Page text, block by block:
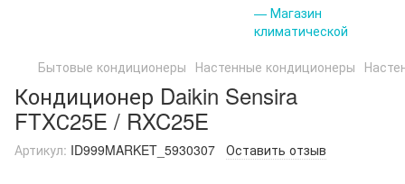
Бытовые кондиционеры Настенные кондиционеры
Кондиционер Daikin Sensira
FTXС25E / RXC25E
Артикул: ID999MARKET_5930307 Оставить отзыв